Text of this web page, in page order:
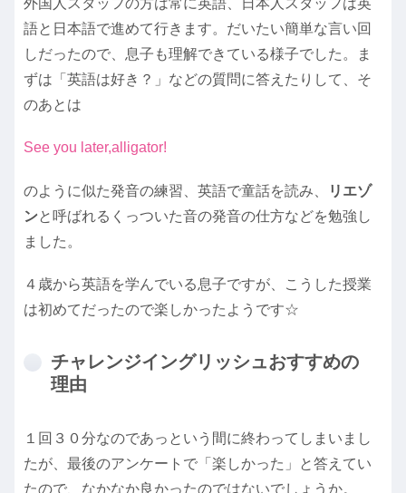
外国人スタッフの方は常に英語、日本人スタッフは英
語と日本語で進めて行きます。だいたい簡単な言い回
しだったので、息子も理解できている様子でした。ま
ずは「英語は好き？」などの質問に答えたりして、そ
のあとは
See you later,alligator!
のように似た発音の練習、英語で童話を読み、
リエゾ
ンと呼ばれるくっついた音の発音の仕方などを勉強し
ました。
４歳から英語を学んでいる息子ですが、こうした授業
は初めてだったので楽しかったようです☆
チャレンジイングリッシュおすすめの
理由
１回３０分なのであっという間に終わってしまいまし
たが、最後のアンケートで「楽しかった」と答えてい
たので、なかなか良かったのではないでしょうか。